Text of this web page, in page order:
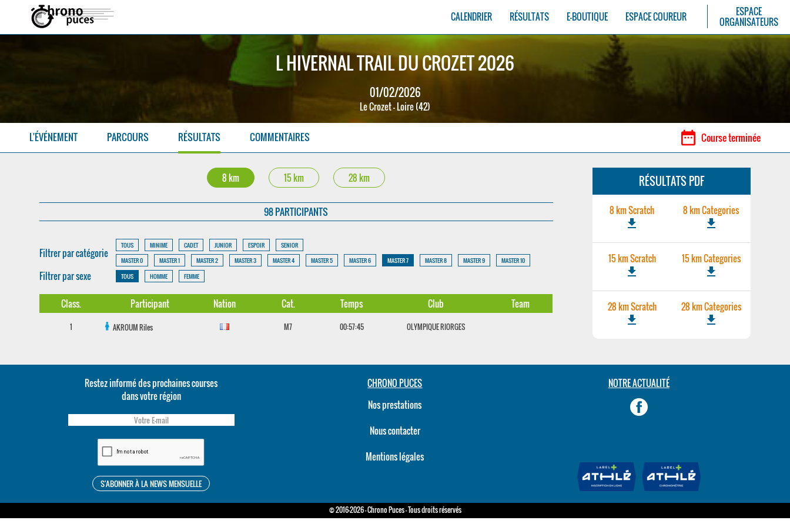
CALENDRIER RÉSULTATS E-BOUTIQUE ESPACE COUREUR
ESPACE
ORGANISATEURS
L HIVERNAL TRAIL DU CROZET 2026
01/02/2026
Le Crozet - Loire (42)
L'ÉVÉNEMENT PARCOURS RÉSULTATS COMMENTAIRES date_range Course terminée
8 km 15 km 28 km
98 PARTICIPANTS
Filtrer par catégorie
TOUS MINIME CADET JUNIOR ESPOIR
SENIOR
MASTER 0
MASTER 1 MASTER 2 MASTER 3 MASTER 4 MASTER 5 MASTER 6 MASTER 7 MASTER 8 MASTER 9 MASTER 10
Filtrer par sexe TOUS HOMME FEMME
Class. Participant Nation Cat. Temps Club Team
1 AKROUMRiles M7 00:57:45 OLYMPIQUE RIORGES
RÉSULTATS PDF
8 km Scratch
file_download
8 km Categories
file_download
15 km Scratch
file_download
15 km Categories
file_download
28 km Scratch
file_download
28 km Categories
file_download
Restez informé des prochaines courses
dans votre région
CHRONO PUCES
Nos prestations
Nous contacter
Mentions légales
NOTRE ACTUALITÉ
© 2016-2026 - Chrono Puces - Tous droits réservés